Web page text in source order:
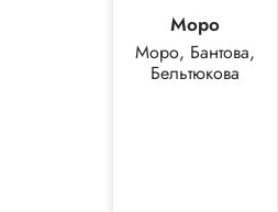
Моро
Моро, Бантова,
Бельтюкова